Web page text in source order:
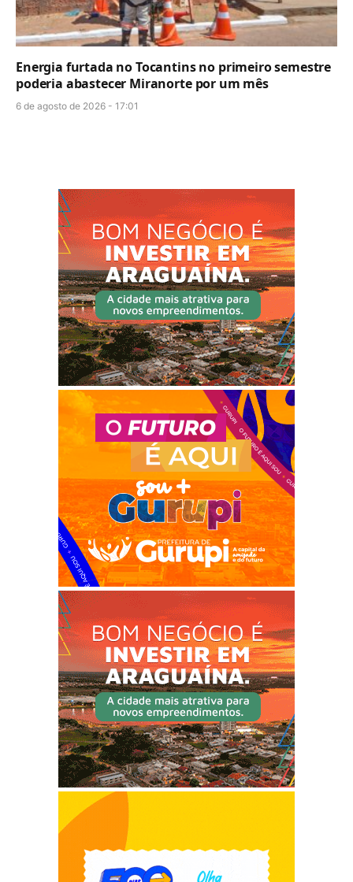
Energia furtada no Tocantins no primeiro semestre
poderia abastecer Miranorte por um mês
6 de agosto de 2026 - 17:01